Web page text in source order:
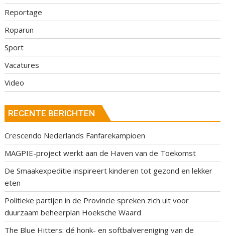
Reportage
Roparun
Sport
Vacatures
Video
RECENTE BERICHTEN
Crescendo Nederlands Fanfarekampioen
MAGPIE-project werkt aan de Haven van de Toekomst
De Smaakexpeditie inspireert kinderen tot gezond en lekker
eten
Politieke partijen in de Provincie spreken zich uit voor
duurzaam beheerplan Hoeksche Waard
The Blue Hitters: dé honk- en softbalvereniging van de